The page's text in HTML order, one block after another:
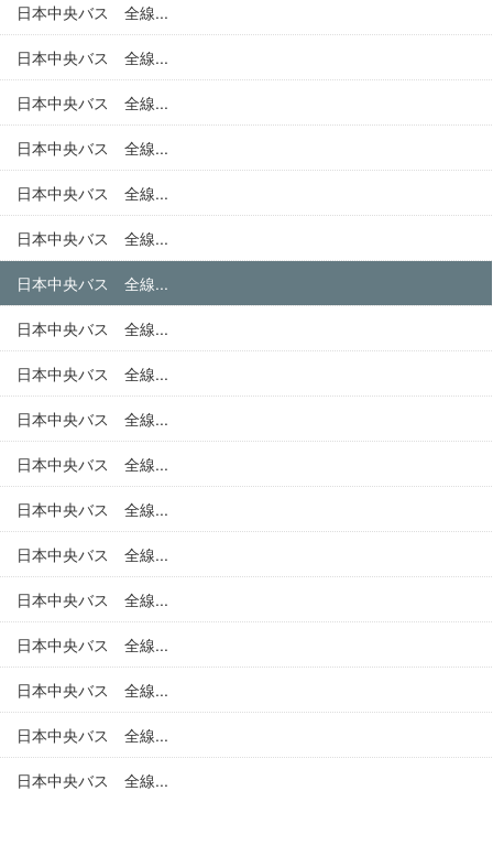
日本中央バス 全線...
日本中央バス 全線...
日本中央バス 全線...
日本中央バス 全線...
日本中央バス 全線...
日本中央バス 全線...
日本中央バス 全線...
日本中央バス 全線...
日本中央バス 全線...
日本中央バス 全線...
日本中央バス 全線...
日本中央バス 全線...
日本中央バス 全線...
日本中央バス 全線...
日本中央バス 全線...
日本中央バス 全線...
日本中央バス 全線...
日本中央バス 全線...